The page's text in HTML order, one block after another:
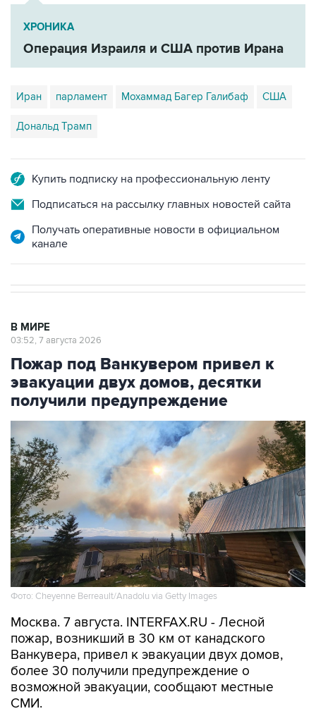
ХРОНИКА
Операция Израиля и США против Ирана
Иран парламент Мохаммад Багер Галибаф США
Дональд Трамп
Купить подписку на профессиональную ленту
Подписаться на рассылку главных новостей сайта
Получать оперативные новости в официальном
канале
В МИРЕ
03:52, 7 августа 2026
Пожар под Ванкувером привел к
эвакуации двух домов, десятки
получили предупреждение
Фото: Cheyenne Berreault/Anadolu via Getty Images
Москва. 7 августа. INTERFAX.RU - Лесной
пожар, возникший в 30 км от канадского
Ванкувера, привел к эвакуации двух домов,
более 30 получили предупреждение о
возможной эвакуации, сообщают местные
СМИ.